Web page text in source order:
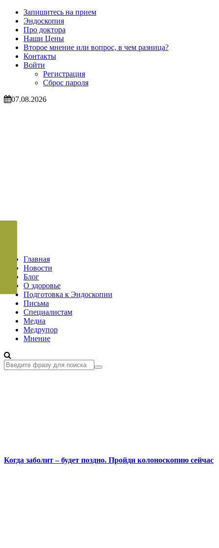
Запишитесь на прием
Эндоскопия
Про доктора
Наши Цены
Второе мнение или вопрос, в чем разница?
Контакты
Войти
Регистрация
Сброс пароля
07.08.2026
Главная
Новости
Блог
О здоровье
Подготовка к Эндоскопии
Письма
Специалистам
Медиа
Медрупор
Мнение
Когда заболит – будет поздно. Пройди колоноскопию сейчас